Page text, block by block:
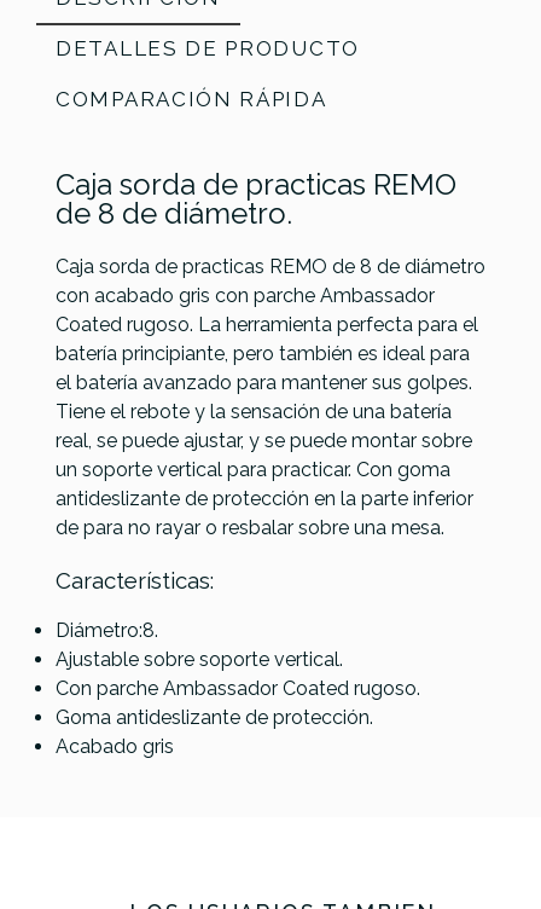
DETALLES DE PRODUCTO
COMPARACIÓN RÁPIDA
Caja sorda de practicas REMO
de 8 de diámetro.
Caja sorda de practicas REMO de 8 de diámetro
con acabado gris con parche Ambassador
Coated rugoso. La herramienta perfecta para el
batería principiante, pero también es ideal para
el batería avanzado para mantener sus golpes.
Tiene el rebote y la sensación de una batería
real, se puede ajustar, y se puede montar sobre
un soporte vertical para practicar. Con goma
antideslizante de protección en la parte inferior
de para no rayar o resbalar sobre una mesa.
Características:
Diámetro:8.
Ajustable sobre soporte vertical.
Con parche Ambassador Coated rugoso.
Goma antideslizante de protección.
Acabado gris
ReferenciaCASOPERREM002
Meinl
MMP12SF Pad
12"
Marshmallow
Sea Foam
Evans
Pad de
prácticas
RF12G
Remo
Caja
Sorda 10
No hay características para comparar